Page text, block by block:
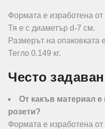
Формата е изработена
Тя е с диаметър d-7 см.
Размерът на опаковката
Тегло 0.149 кг.
Често
От какъв материал
розети?
Формата е изработена